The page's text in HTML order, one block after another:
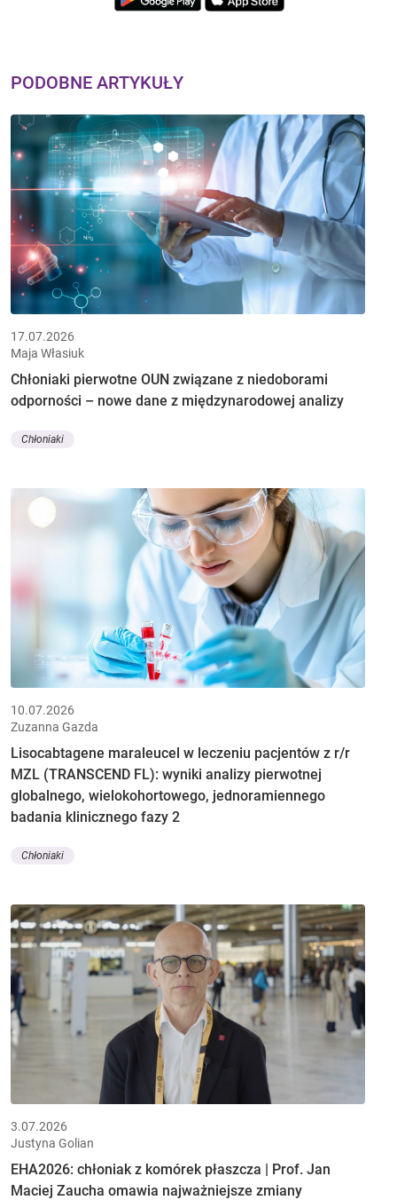
PODOBNE ARTYKUŁY
17.07.2026
Maja Własiuk
Chłoniaki pierwotne OUN związane z niedoborami
odporności – nowe dane z międzynarodowej analizy
Chłoniaki
10.07.2026
Zuzanna Gazda
Lisocabtagene maraleucel w leczeniu pacjentów z r/r
MZL (TRANSCEND FL): wyniki analizy pierwotnej
globalnego, wielokohortowego, jednoramiennego
badania klinicznego fazy 2
Chłoniaki
3.07.2026
Justyna Golian
EHA2026: chłoniak z komórek płaszcza | Prof. Jan
Maciej Zaucha omawia najważniejsze zmiany